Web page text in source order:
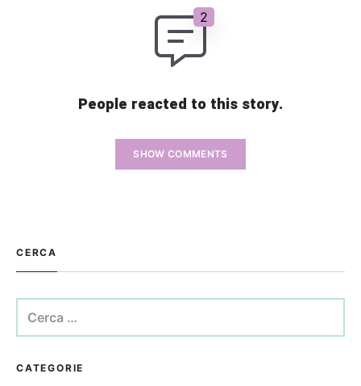
People reacted to this story.
SHOW COMMENTS
CERCA
Ricerca
per:
CATEGORIE